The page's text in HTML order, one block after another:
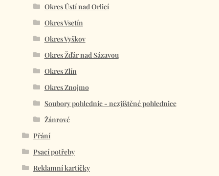
Okres Ústí nad Orlicí
Okres Vsetín
Okres Vyškov
Okres Žďár nad Sázavou
Okres Zlín
Okres Znojmo
Soubory pohlednic - nezjištěné pohlednice
Žánrové
Přání
Psací potřeby
Reklamní kartičky